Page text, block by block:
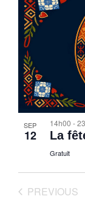
SEP
12
14h00 -
La
Gratuit
PREVIOUS